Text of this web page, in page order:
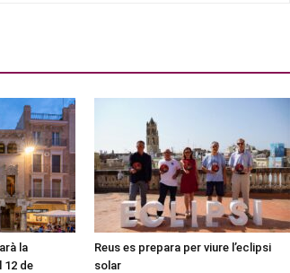
la
12 de
Reus es prepara per viure l’eclipsi
solar